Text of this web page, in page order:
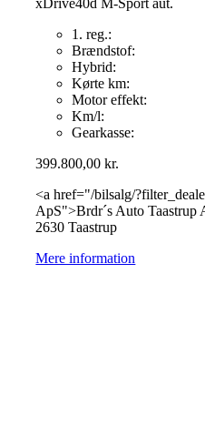
1. reg.:
Brændstof:
Hybrid:
Kørte km:
Motor effekt:
Km/l:
Gearkasse:
399.800,00kr.
<a href="/bilsalg/
ApS">Brdr´s Auto Taastrup
2630 Taastrup
Mere information